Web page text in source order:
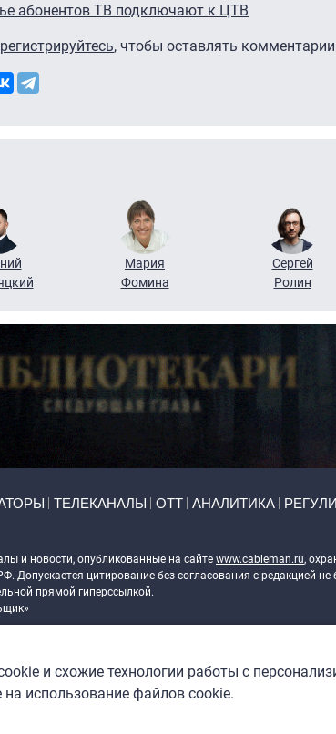
абонентов ТВ подключают к ЦТВ
, чтобы оставлять комментарии
Мария
Фомина
Сергей
Ролин
ТЕЛЕКАНАЛЫ ОТТ АНАЛИТИКА
и новости, опубликованные на сайте www.cableman.ru,
Допускается цитирование без согласования с редакцией
прямой гиперссылкой.
сайта c 2017 года
и схожие технологии работы с
на использование файлов cookie.